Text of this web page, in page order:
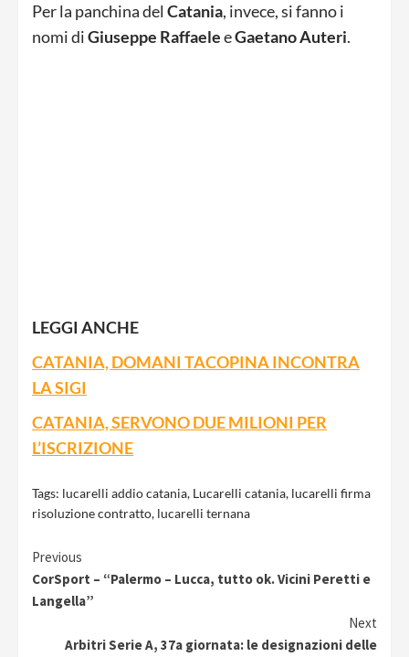
Per la panchina del Catania, invece, si fanno i
nomi diGiuseppe RaffaeleeGaetanoAuteri.
LEGGI ANCHE
CATANIA, DOMANI TACOPINA INCONTRA
LA SIGI
CATANIA, SERVONO DUE MILIONI PER
L’ISCRIZIONE
Tags: lucarelli addio catania, Lucarelli catania, lucarelli firma
risoluzione contratto, lucarelli ternana
Continue
Reading
Previous
CorSport – “Palermo – Lucca, tutto ok. Vicini Peretti e
Langella”
Next
Arbitri Serie A, 37a giornata: le designazioni delle